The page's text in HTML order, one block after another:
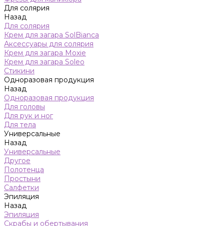
Для солярия
Назад
Для солярия
Крем для загара SolBianca
Аксессуары для солярия
Крем для загара Moxie
Крем для загара Soleo
Стикини
Одноразовая продукция
Назад
Одноразовая продукция
Для головы
Для рук и ног
Для тела
Универсальные
Назад
Универсальные
Другое
Полотенца
Простыни
Салфетки
Эпиляция
Назад
Эпиляция
Скрабы и обертывания